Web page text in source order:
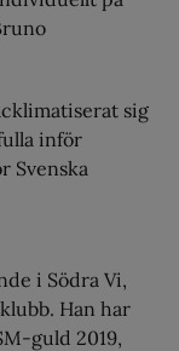
sig
inför
Svenska
i Södra Vi,
Han har
guld 2019,